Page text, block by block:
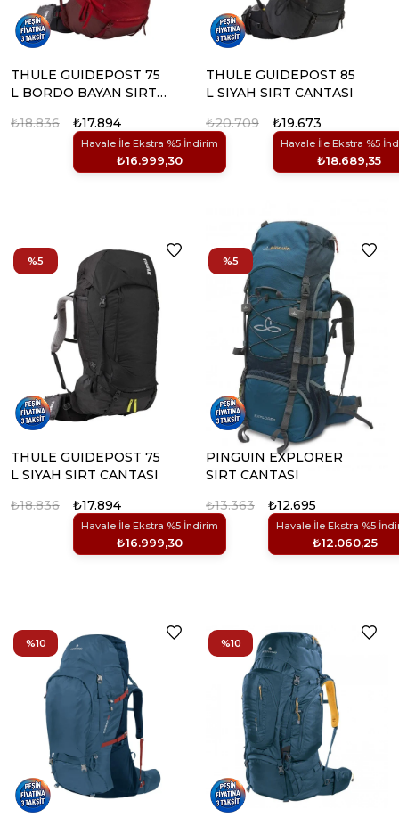
THULE GUIDEPOST 75
L BORDO BAYAN SIRT
₺17.894
Havale İle Ekstra %5 İndirim
₺16.999,30
₺18.836
THULE GUIDEPOST 85
L SIYAH SIRT CANTASI
₺19.673
Havale İle Ekstra %5
₺18.689,35
₺20.709
THULE GUIDEPOST 75
L SIYAH SIRT CANTASI
₺17.894
Havale İle Ekstra %5 İndirim
₺16.999,30
₺18.836
%5
PINGUIN EXPLORER
SIRT CANTASI
₺12.695
Havale İle Ekstra %5
₺12.060,25
₺13.363
%5
%10 %10